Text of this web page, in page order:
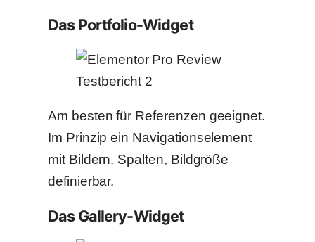
Das Portfolio-Widget
Am besten für Referenzen geeignet.
Im Prinzip ein Navigationselement
mit Bildern. Spalten, Bildgröße
definierbar.
Das Gallery-Widget